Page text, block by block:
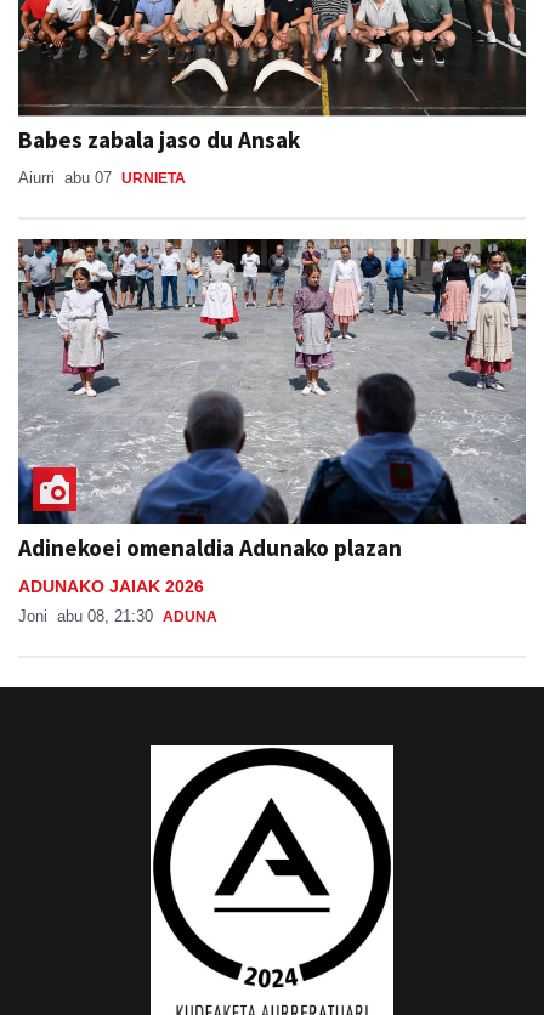
Babes zabala jaso du Ansak
Aiurri abu 07 URNIETA
Adinekoei omenaldia Adunako plazan
ADUNAKO JAIAK 2026
Joni abu 08, 21:30 ADUNA